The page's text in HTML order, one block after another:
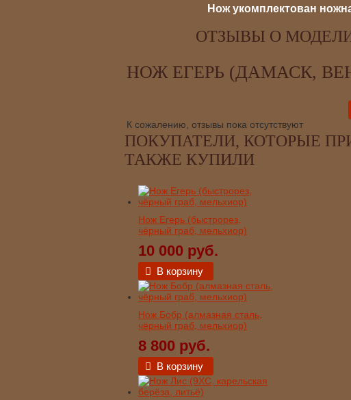
Нож укомплектован
ОТЗЫВЫ О
НОЖ ЕГЕРЬ (ДАМАСК,
К сожалению, отзывы пока отсутствуют
ПОКУПАТЕЛИ, КОТОРЫЕ
ТАКЖЕ КУПИЛИ
Нож Егерь (быстрорез,
чёрный граб, мельхиор)
10 000 руб.
В корзину
Нож Бобр (алмазная сталь,
чёрный граб, мельхиор)
8 800 руб.
В корзину